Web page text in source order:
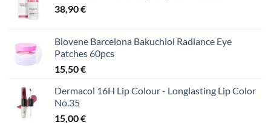
38,90€
Biovene Barcelona Bakuchiol Radiance Eye
Patches 60pcs
15,50€
Dermacol 16H Lip Colour - Longlasting Lip Color
No.35
15,00€